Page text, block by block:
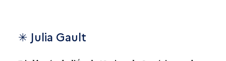
✳ Julia Gault